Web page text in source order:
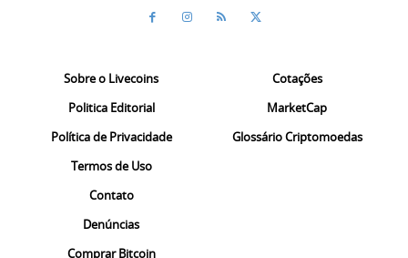
Sobre o Livecoins
Politica Editorial
Política de Privacidade
Termos de Uso
Contato
Denúncias
Comprar Bitcoin
Cotações
MarketCap
Glossário Criptomoedas